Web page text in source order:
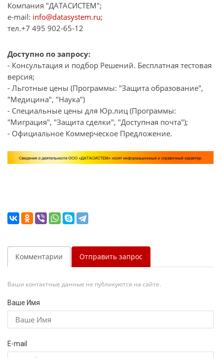
Компания "ДАТАСИСТЕМ";
e-mail: info@datasystem.ru;
тел.+7 495 902-65-12
Доступно по запросу:
- Консультация и подбор Решений. Бесплатная тестовая
версия;
- Льготные цены (Программы: "Защита образование",
"Медицина", "Наука")
- Специальные цены для Юр.лиц (Программы:
"Миграция", "Защита сделки", "Доступная почта");
- Официальное Коммерческое Предложение.
Комментарии Отправить запрос
Ваши контактные данные не публикуются на сайте.
Ваше Имя
E-mail